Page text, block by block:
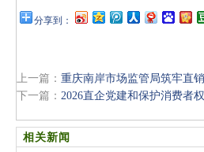
分享到：
上一篇： 重庆南岸市场监管局筑牢直
下一篇： 2026直企党建和保护消费者
相关新闻